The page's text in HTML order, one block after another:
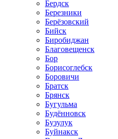
Бердск
Березники
Берёзовский
Бийск
Биробиджан
Благовещенск
Бор
Борисоглебск
Боровичи
Братск
Брянск
Бугульма
Будённовск
Бузулук
Буйнакск